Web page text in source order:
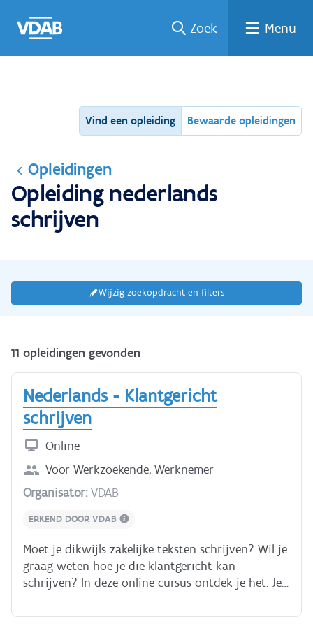
naar
een
een
job
naar
Zoek Menu
Vind een opleiding Bewaarde opleidingen
Opleidingen
Opleiding nederlands
schrijven
Wijzig zoekopdracht en filters
11 opleidingen gevonden
Nederlands - Klantgericht
schrijven
Online
Voor Werkzoekende, Werknemer
Organisator:VDAB
ERKEND DOOR VDAB
Moet je dikwijls zakelijke teksten schrijven? Wil je
graag weten hoe je die klantgericht kan
schrijven? In deze online cursus ontdek je het. Je
overkomen en ervoor zorgt dat je lezer zich